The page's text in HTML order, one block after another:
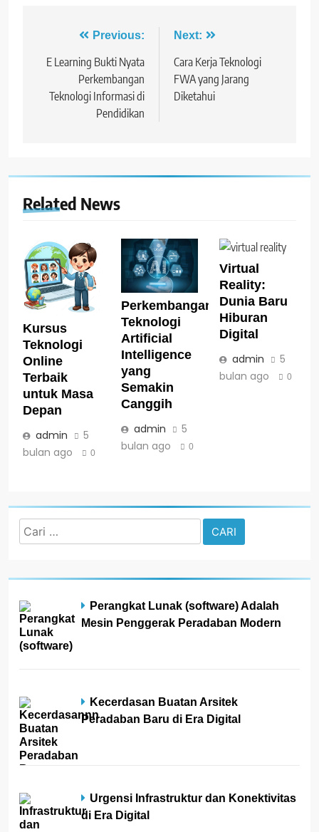
Navigasi
pos
Previous:
E Learning Bukti Nyata
Perkembangan
Teknologi Informasi di
Pendidikan
Next:
Cara Kerja Teknologi
FWA yang Jarang
Diketahui
Related News
Kursus
Teknologi
Online
Terbaik
untuk Masa
Depan
admin
5
bulan ago
0
Perkembangan
Teknologi
Artificial
Intelligence
yang
Semakin
Canggih
admin
5
bulan ago
0
Virtual
Reality:
Dunia Baru
Hiburan
Digital
admin
5
bulan ago
0
Cari
untuk:
Perangkat Lunak (software) Adalah
Mesin Penggerak Peradaban Modern
Kecerdasan Buatan Arsitek
Peradaban Baru di Era Digital
Urgensi Infrastruktur dan Konektivitas
di Era Digital